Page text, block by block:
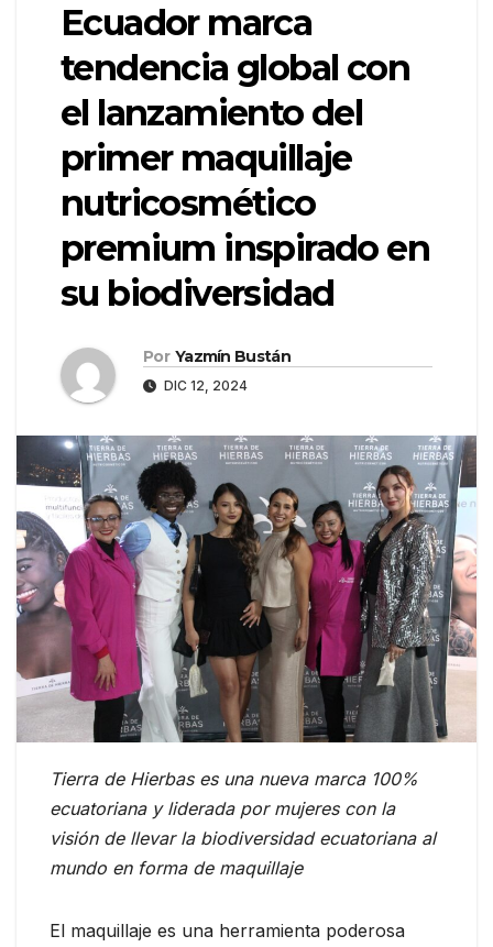
Ecuador marca
tendencia global con
el lanzamiento del
primer maquillaje
nutricosmético
premium inspirado en
su biodiversidad
Por Yazmín Bustán
DIC 12, 2024
Tierra de Hierbases una nueva marca 100%
ecuatoriana y liderada por mujeres con la
visión de llevar la biodiversidad ecuatoriana al
mundo en forma de maquillaje
El maquillaje es una herramienta poderosa